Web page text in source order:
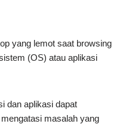
yang lemot saat browsing
(OS) atau aplikasi
dan aplikasi dapat
masalah yang